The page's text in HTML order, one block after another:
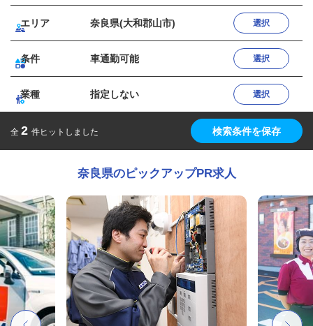
エリア 奈良県(大和郡山市) 選択
条件 車通勤可能 選択
業種 指定しない 選択
全 2 件ヒットしました 検索条件を保存
奈良県のピックアップPR求人